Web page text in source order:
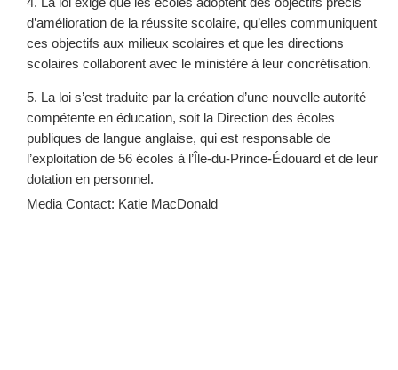
d’amélioration de la réussite scolaire, qu’elles communiquent
ces objectifs aux milieux scolaires et que les directions
scolaires collaborent avec le ministère à leur concrétisation.
5. La loi s’est traduite par la création d’une nouvelle autorité
compétente en éducation, soit la Direction des écoles
publiques de langue anglaise, qui est responsable de
l’exploitation de 56 écoles à l’Île-du-Prince-Édouard et de leur
dotation en personnel.
Media Contact: Katie MacDonald